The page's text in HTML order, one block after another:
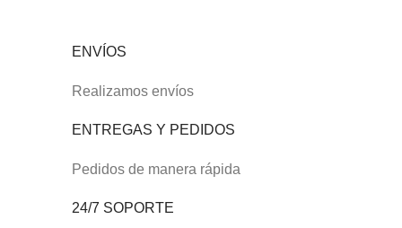
ENVÍOS
Realizamos envíos
ENTREGAS Y PEDIDOS
Pedidos de manera rápida
24/7 SOPORTE